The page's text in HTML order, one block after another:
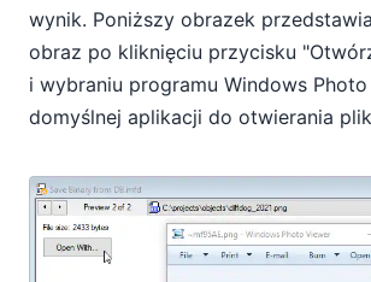
wynik. Poniższy obrazek
obraz po kliknięciu przycisku
i wybraniu programu Windows
domyślnej aplikacji do otwierania